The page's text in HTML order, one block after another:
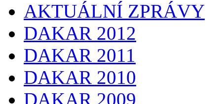
AKTUÁLNÍ ZPRÁVY
DAKAR 2012
DAKAR 2011
DAKAR 2010
DAKAR 2009